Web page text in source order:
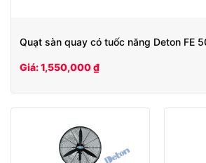
Quạt sàn quay có tuốc năng Deton FE
Giá: 1,550,000 ₫